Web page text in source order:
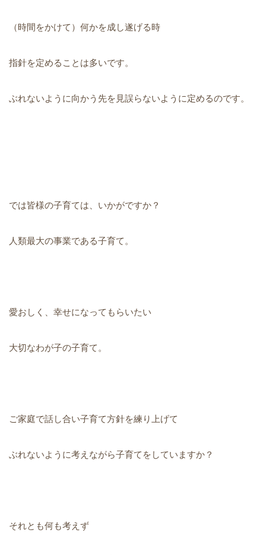
（時間をかけて）何かを成し遂げる時
指針を定めることは多いです。
ぶれないように向かう先を見誤らないように定めるのです。
では皆様の子育ては、いかがですか？
人類最大の事業である子育て。
愛おしく、幸せになってもらいたい
大切なわが子の子育て。
ご家庭で話し合い子育て方針を練り上げて
ぶれないように考えながら子育てをしていますか？
それとも何も考えず